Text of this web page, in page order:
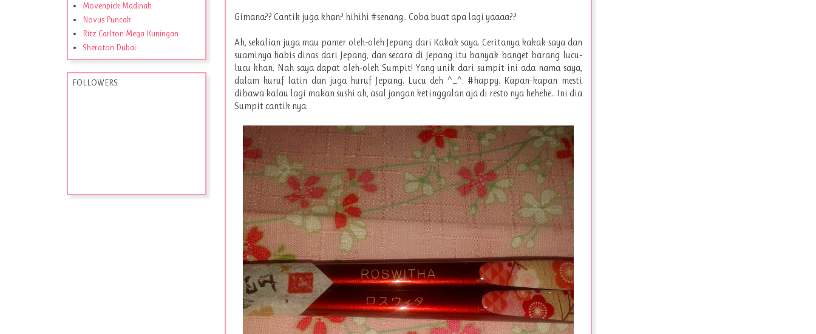
Gimana?? Cantik juga khan? hihihi #senang.. Coba buat apa lagi yaaaa??
Ah, sekalian juga mau pamer oleh-oleh Jepang dari Kakak saya. Ceritanya kakak saya dan
suaminya habis dinas dari Jepang, dan secara di Jepang itu banyak banget barang lucu-
lucu khan. Nah saya dapat oleh-oleh Sumpit! Yang unik dari sumpit ini ada nama saya,
dalam huruf latin dan juga huruf Jepang. Lucu deh ^_^. #happy. Kapan-kapan mesti
dibawa kalau lagi makan sushi ah, asal jangan ketinggalan aja di resto nya hehehe.. Ini dia
Sumpit cantik nya:
Movenpick Madinah
Novus Puncak
Ritz Carlton Mega Kuningan
Sheraton Dubai
FOLLOWERS